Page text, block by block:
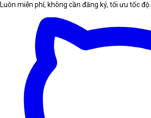
Luôn miễn phí, không cần đăng ký, tối ưu tốc độ.